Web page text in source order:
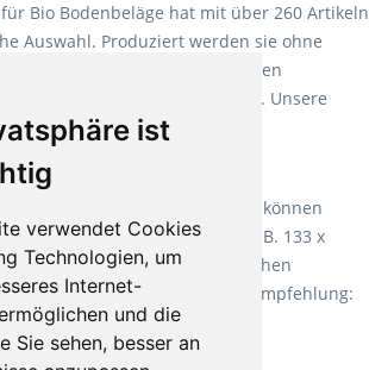
ist
verwendet Cookies
Technologien, um
Internet-
und die
Sie sehen, besser an
Bio Bodenbeläge hat mit über 260 Artikeln
Auswahl. Produziert werden sie ohne
Mit allen verfügbaren
jegliche Bauvorhaben attraktiv. Unsere
Multi Layer XXL.
Laufgefühl
machen es schon lange vor. Sie können
Sondermaß kaufen, z.B. 133 x
aufgrund der weichen
Zusatzboden. Unsere Empfehlung:
Hermelin